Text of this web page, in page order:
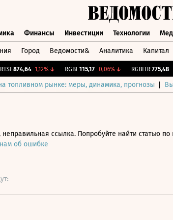
Финансы Инвестиции Технологии
Город Ведомости& Аналитика Капитал
RTSI 874,64 -1,12%↓ RGBI 115,17 -0,06%↓ RGBITR 775,48 -
топливном рынке: меры, динамика, прогнозы
ссылка. Попробуйте найти статью
об ошибке